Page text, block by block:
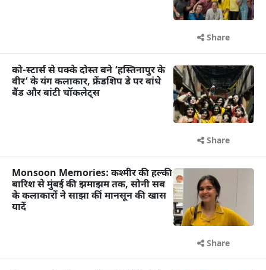
Share
को-स्टार्स से पक्के दोस्त बने ‘हस्तिनापुर के
वीर’ के यंग कलाकार, फ्रेंडशिप डे पर बांधे
बैंड और बांटी चॉकलेट्स
Share
Monsoon Memories: कश्मीर की हल्की
बारिश से मुंबई की झमाझम तक, सोनी सब
के कलाकारों ने साझा कीं मानसून की खास
यादें
Share